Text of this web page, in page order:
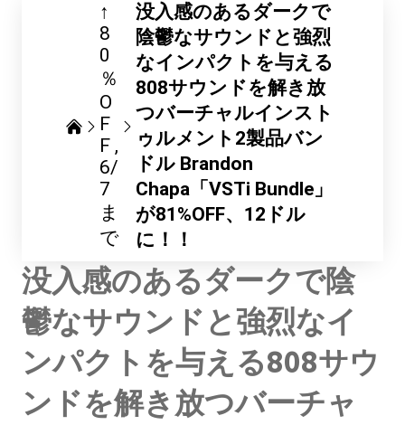
↑
8
0
％
O
F
F
6/
7
ま
で
没入感のあるダークで
陰鬱なサウンドと強烈
なインパクトを与える
808サウンドを解き放
つバーチャルインスト
ゥルメント2製品バン
ドル Brandon
Chapa「VSTi Bundle」
が81%OFF、12ドル
に！！
没入感のあるダークで陰
鬱なサウンドと強烈なイ
ンパクトを与える808サウ
ンドを解き放つバーチャ